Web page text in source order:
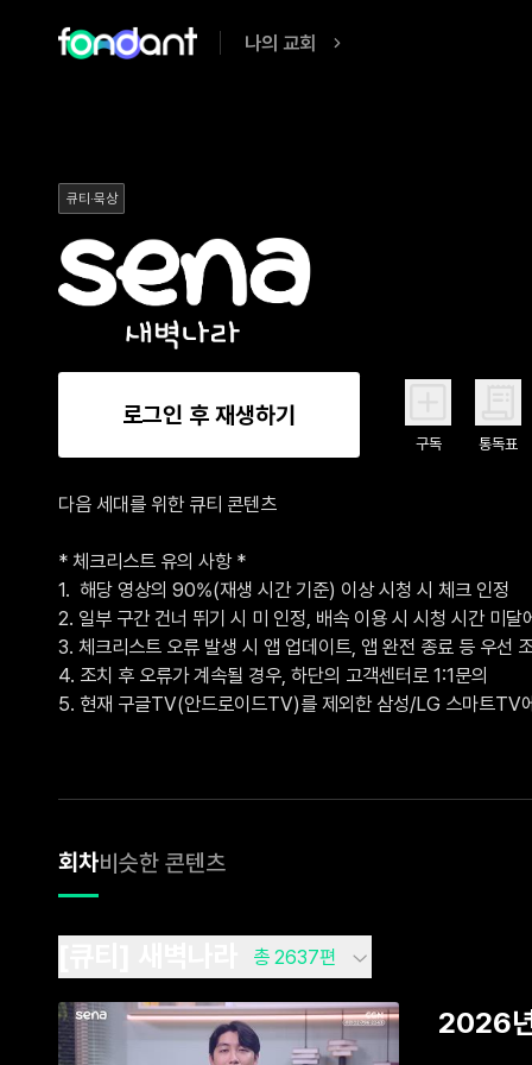
나의 교회
큐티·묵상
로그인 후 재생하기
구독 통독표
다음 세대를 위한 큐티 콘텐츠
* 체크리스트 유의 사항 *
1.  해당 영상의 90%(재생 시간 기준) 이상 시청 시 체크 인정
2. 일부 구간 건너 뛰기 시 미 인정, 배속 이용 시 시청 시간 미달
3. 체크리스트 오류 발생 시 앱 업데이트, 앱 완전 종료 등 우선
4. 조치 후 오류가 계속될 경우, 하단의 고객센터로 1:1문의
5. 현재 구글TV(안드로이드TV)를 제외한 삼성/LG 스마트TV
회차비슷한 콘텐츠
총 2637편
2026